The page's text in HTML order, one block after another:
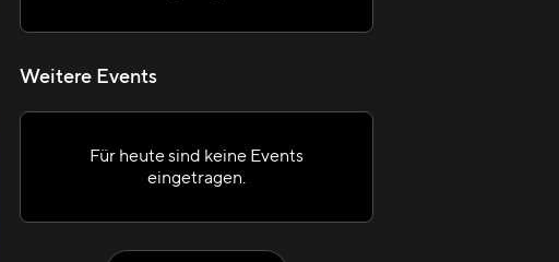
Weitere Events
Für heute sind keine Events
eingetragen.